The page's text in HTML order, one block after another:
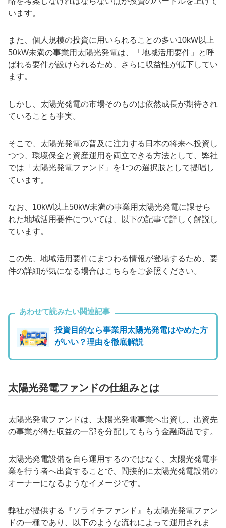
います。
また、個人規模の投資に用いられることの多い10kW以上
50kW未満の事業用太陽光発電は、「地域活用要件」と呼
ばれる要件が設けられるため、さらに収益性が低下してい
ます。
しかし、太陽光発電の市場そのものは依然成長が期待され
ていることも事実。
そこで、太陽光発電の普及に注力する日本の将来へ投資し
つつ、環境保全と資産運用を両立できる方法として、弊社
では「太陽光発電ファンド」を1つの選択肢として提唱し
ています。
なお、10kW以上50kW未満の事業用太陽光発電に課せら
れた地域活用要件については、以下の記事で詳しく解説し
ています。
この先、地域活用要件にまつわる情報が登場するため、要
件の詳細が気になる場合はこちらをご参照ください。
あわせて読みたい関連記事
投資目的なら事業用太陽光発電はやめた方
がいい？理由を徹底解説
太陽光発電ファンドの仕組みとは
太陽光発電ファンドは、太陽光発電事業へ出資し、出資先
の事業が得た収益の一部を分配してもらう金融商品です。
太陽光発電設備を自ら運用するのではなく、太陽光発電事
業を行う者へ出資することで、間接的に太陽光発電設備の
オーナーになるようなイメージです。
弊社が提供する『ソライチファンド』も太陽光発電ファン
ドの一種であり、以下のような流れによって運用されま